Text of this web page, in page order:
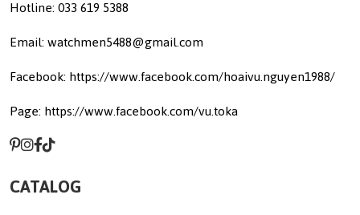
Hotline: 033 619 5388
Email: watchmen5488@gmail.com
Facebook: https://www.facebook.com/hoaivu.nguyen1988/
Page: https://www.facebook.com/vu.toka
CATALOG